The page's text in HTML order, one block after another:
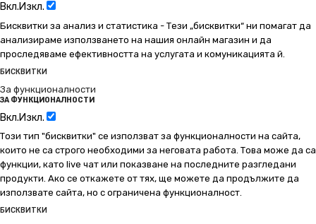
Вкл.Изкл.
Бисквитки за анализ и статистика - Тези „бисквитки“ ни помагат да
анализираме използването на нашия онлайн магазин и да
проследяваме ефективността на услугата и комуникацията й.
БИСКВИТКИ
За функционалности
ЗА ФУНКЦИОНАЛНОСТИ
Вкл.Изкл.
Този тип "бисквитки" се използват за функционалности на сайта,
които не са строго необходими за неговата работа. Това може да са
функции, като live чат или показване на последните разгледани
продукти. Ако се откажете от тях, ще можете да продължите да
използвате сайта, но с ограничена функционалност.
БИСКВИТКИ